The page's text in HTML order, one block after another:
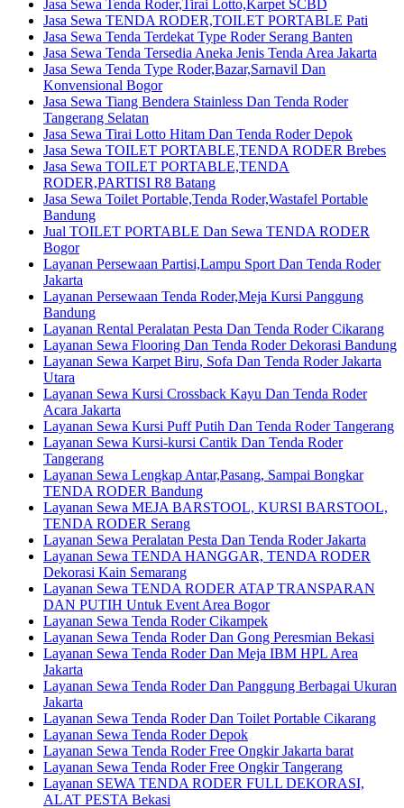
Jasa Sewa Tenda Roder,Tirai Lotto,Karpet SCBD
Jasa Sewa TENDA RODER,TOILET PORTABLE Pati
Jasa Sewa Tenda Terdekat Type Roder Serang Banten
Jasa Sewa Tenda Tersedia Aneka Jenis Tenda Area Jakarta
Jasa Sewa Tenda Type Roder,Bazar,Sarnavil Dan
Konvensional Bogor
Jasa Sewa Tiang Bendera Stainless Dan Tenda Roder
Tangerang Selatan
Jasa Sewa Tirai Lotto Hitam Dan Tenda Roder Depok
Jasa Sewa TOILET PORTABLE,TENDA RODER Brebes
Jasa Sewa TOILET PORTABLE,TENDA
RODER,PARTISI R8 Batang
Jasa Sewa Toilet Portable,Tenda Roder,Wastafel Portable
Bandung
Jual TOILET PORTABLE Dan Sewa TENDA RODER
Bogor
Layanan Persewaan Partisi,Lampu Sport Dan Tenda Roder
Jakarta
Layanan Persewaan Tenda Roder,Meja Kursi Panggung
Bandung
Layanan Rental Peralatan Pesta Dan Tenda Roder Cikarang
Layanan Sewa Flooring Dan Tenda Roder Dekorasi Bandung
Layanan Sewa Karpet Biru, Sofa Dan Tenda Roder Jakarta
Utara
Layanan Sewa Kursi Crossback Kayu Dan Tenda Roder
Acara Jakarta
Layanan Sewa Kursi Puff Putih Dan Tenda Roder Tangerang
Layanan Sewa Kursi-kursi Cantik Dan Tenda Roder
Tangerang
Layanan Sewa Lengkap Antar,Pasang, Sampai Bongkar
TENDA RODER Bandung
Layanan Sewa MEJA BARSTOOL, KURSI BARSTOOL,
TENDA RODER Serang
Layanan Sewa Peralatan Pesta Dan Tenda Roder Jakarta
Layanan Sewa TENDA HANGGAR, TENDA RODER
Dekorasi Kain Semarang
Layanan Sewa TENDA RODER ATAP TRANSPARAN
DAN PUTIH Untuk Event Area Bogor
Layanan Sewa Tenda Roder Cikampek
Layanan Sewa Tenda Roder Dan Gong Peresmian Bekasi
Layanan Sewa Tenda Roder Dan Meja IBM HPL Area
Jakarta
Layanan Sewa Tenda Roder Dan Panggung Berbagai Ukuran
Jakarta
Layanan Sewa Tenda Roder Dan Toilet Portable Cikarang
Layanan Sewa Tenda Roder Depok
Layanan Sewa Tenda Roder Free Ongkir Jakarta barat
Layanan Sewa Tenda Roder Free Ongkir Tangerang
Layanan SEWA TENDA RODER FULL DEKORASI,
ALAT PESTA Bekasi